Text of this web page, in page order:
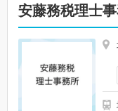
安藤務税理士